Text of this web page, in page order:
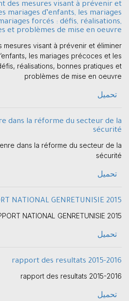
des mesures visant à prévenir et
mariages d’enfants, les mariages
forcés : défis, réalisations,
et problèmes de mise en oeuvre
mesures visant à prévenir et éliminer
les mariages précoces et les
réalisations, bonnes pratiques et
problèmes de mise en oeuvre
تحميل
dans la réforme du secteur de la
sécurité
dans la réforme du secteur de la
sécurité
تحميل
NATIONAL GENRETUNISIE 2015
NATIONAL GENRETUNISIE 2015
تحميل
rapport des resultats 2015-2016
rapport des resultats 2015-2016
تحميل